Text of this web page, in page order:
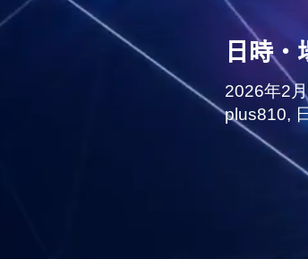
日時・
2026年2
plus810,